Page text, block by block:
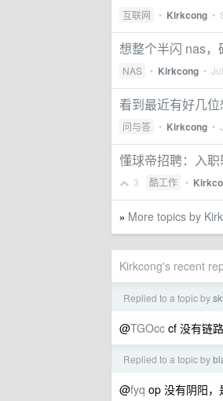
互联网 • Kirkcong •
想整个半闪 nas，
NAS • Kirkcong •
看到最近有好几
问与答 • Kirkcong •
懂球帝招聘：入
3 酷工作 •
» More topics by
Kirkcong's recent
Replied to a topic by
@TGOcc cf 没有链
Replied to a topic by
@fyq op 没有阴阳，